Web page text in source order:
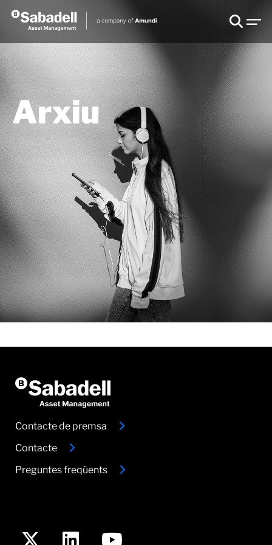
Arxiu
Contacte de premsa
Contacte
Preguntes freqüents